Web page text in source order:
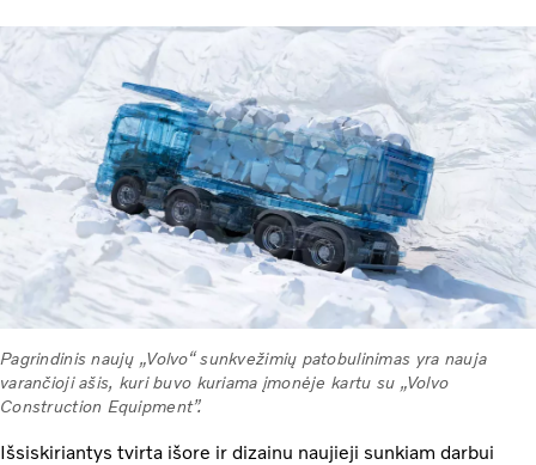
Pagrindinis naujų „Volvo“ sunkvežimių patobulinimas yra nauja
varančioji ašis, kuri buvo kuriama įmonėje kartu su „Volvo
Construction Equipment”.
Išsiskiriantys tvirta išore ir dizainu naujieji sunkiam darbui